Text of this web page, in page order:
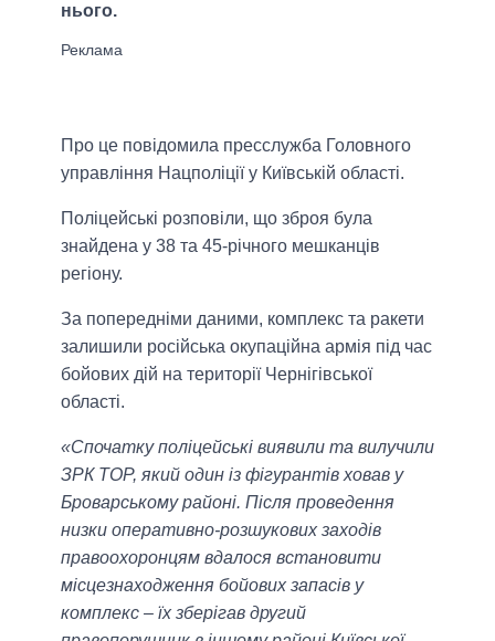
нього.
Про це повідомила пресслужба Головного
управління Нацполіції у Київській області.
Поліцейські розповіли, що зброя була
знайдена у 38 та 45-річного мешканців
регіону.
За попередніми даними, комплекс та ракети
залишили російська окупаційна армія під час
бойових дій на території Чернігівської
області.
«Спочатку поліцейські виявили та вилучили
ЗРК ТОР, який один із фігурантів ховав у
Броварському районі. Після проведення
низки оперативно-розшукових заходів
правоохоронцям вдалося встановити
місцезнаходження бойових запасів у
комплекс – їх зберігав другий